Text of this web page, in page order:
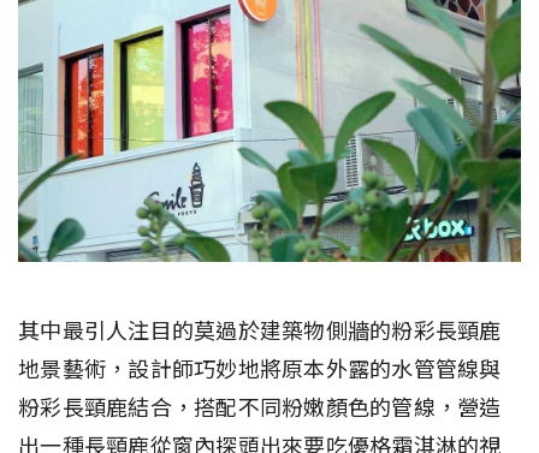
其中最引人注目的莫過於建築物側牆的粉彩長頸鹿
地景藝術，設計師巧妙地將原本外露的水管管線與
粉彩長頸鹿結合，搭配不同粉嫩顏色的管線，營造
出一種長頸鹿從窗內探頭出來要吃優格霜淇淋的視